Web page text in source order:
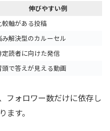
伸びやすい例
較軸がある投稿
み解決型のカルーセル
定読者に向けた発信
頭で答えが見える動画
フォロワー数だけに依存し
す。